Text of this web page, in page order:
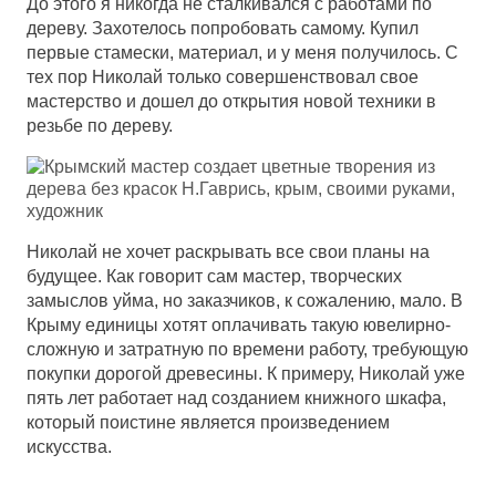
До этого я никогда не сталкивался с работами по
дереву. Захотелось попробовать самому. Купил
первые стамески, материал, и у меня получилось. С
тех пор Николай только совершенствовал свое
мастерство и дошел до открытия новой техники в
резьбе по дереву.
Николай не хочет раскрывать все свои планы на
будущее. Как говорит сам мастер, творческих
замыслов уйма, но заказчиков, к сожалению, мало. В
Крыму единицы хотят оплачивать такую ювелирно-
сложную и затратную по времени работу, требующую
покупки дорогой древесины. К примеру, Николай уже
пять лет работает над созданием книжного шкафа,
который поистине является произведением
искусства.